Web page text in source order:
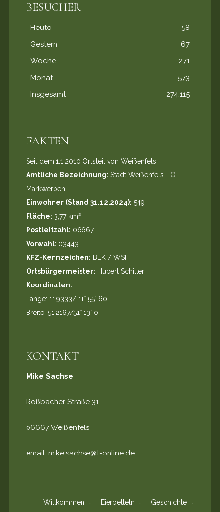
BESUCHER
Heute
58
Gestern
67
Woche
271
Monat
573
Insgesamt
274.115
FAKTEN
Seit dem 1.1.2010 Ortsteil von Weißenfels.
Amtliche Bezeichnung: Stadt Weißenfels - OT
Markwerben
Einwohner (Stand 31.12.2024): 549
Fläche: 3,77 km²
Postleitzahl: 06667
Vorwahl: 03443
KFZ-Kennzeichen: BLK / WSF
Ortsbürgermeister: Hubert Schiller
Koordinaten:
Länge: 11.9333/ 11° 55` 60“
Breite: 51.2167/51° 13` 0“
KONTAKT
Mike Sachse
Roßbacher Straße 31
06667 Weißenfels
email: mike.sachse@t-online.de
Willkommen Eierbetteln Geschichte